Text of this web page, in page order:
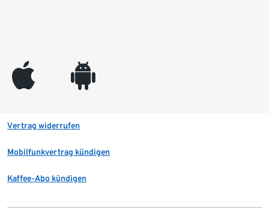
appleinc android
Vertrag widerrufen
Mobilfunkvertrag kündigen
Kaffee-Abo kündigen